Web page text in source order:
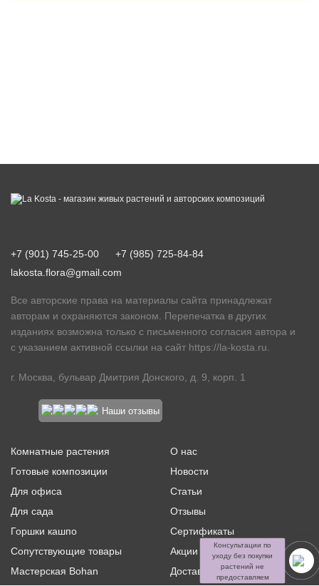
+7 (901) 745-25-00
+7 (985) 725-84-84
lakosta.flora@gmail.com
Все авторские права на материалы сайта принадлежат
авторам и охраняются законом. Перепечатка в других
изданиях возможна только с письменного согласия автора и
с указанием активной ссылки на сайт https://la-kosta.ru
г. Москва, бульвар Дмитрия Донского, д. 9, корп. 1
Наши отзывы
Комнатные растения
Готовые композиции
Для офиса
Для сада
Горшки кашпо
Сопутствующие товары
Мастерская Bohan
О нас
Новости
Статьи
Отзывы
Сертификаты
Акции и скидки
Доставка и оплата
Консультации по
уходу без покупки
растений не
предоставляем